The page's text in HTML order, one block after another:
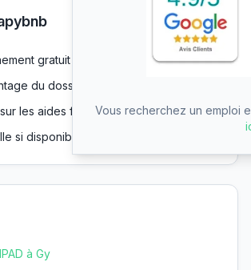
gratuit dans vos démarches
du dossier d'admission
les aides financières
si disponible
à Gy
Vous recherchez un emploi